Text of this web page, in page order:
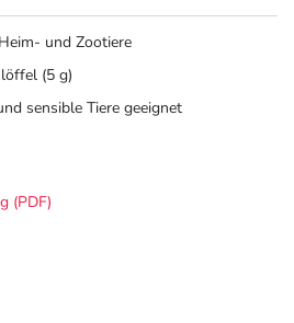
und Zootiere
(5 g)
sensible Tiere geeignet
(PDF)